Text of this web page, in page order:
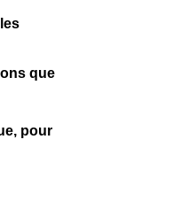
que
pour